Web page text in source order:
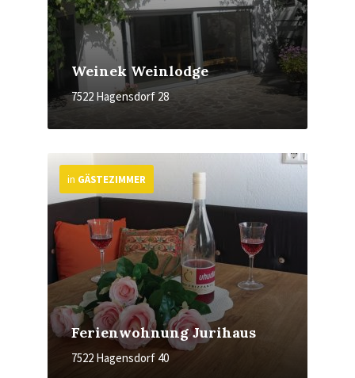
Weinek Weinlodge
7522 Hagensdorf 28
in GÄSTEZIMMER
Ferienwohnung Jurihaus
7522 Hagensdorf 40